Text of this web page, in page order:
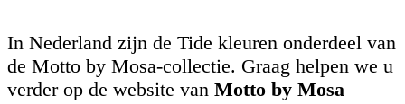
In Nederland zijn de Tide kleuren onderdeel van
de Motto by Mosa-collectie. Graag helpen we u
verder op de website van Motto by Mosa